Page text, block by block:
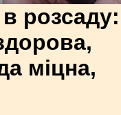
розсаду:
міцна,